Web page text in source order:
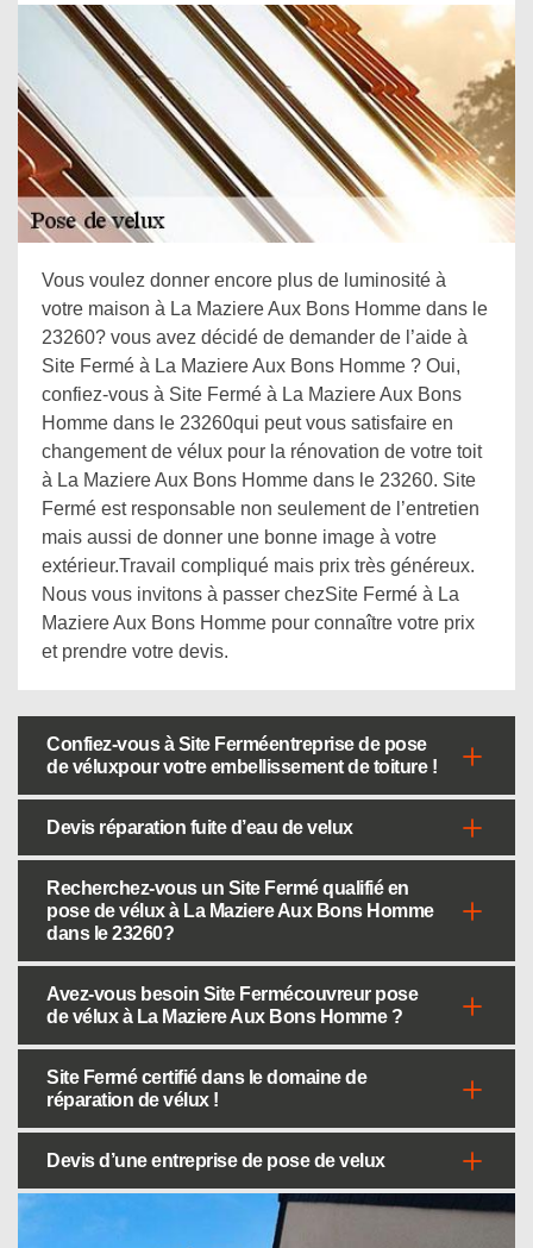
Vous voulez donner encore plus de luminosité à
votre maison à La Maziere Aux Bons Homme dans le
23260? vous avez décidé de demander de l’aide à
Site Fermé à La Maziere Aux Bons Homme ? Oui,
confiez-vous à Site Fermé à La Maziere Aux Bons
Homme dans le 23260qui peut vous satisfaire en
changement de vélux pour la rénovation de votre toit
à La Maziere Aux Bons Homme dans le 23260. Site
Fermé est responsable non seulement de l’entretien
mais aussi de donner une bonne image à votre
extérieur.Travail compliqué mais prix très généreux.
Nous vous invitons à passer chezSite Fermé à La
Maziere Aux Bons Homme pour connaître votre prix
et prendre votre devis.
Confiez-vous à Site Ferméentreprise de pose
de véluxpour votre embellissement de toiture !
Devis réparation fuite d’eau de velux
Recherchez-vous un Site Fermé qualifié en
pose de vélux à La Maziere Aux Bons Homme
dans le 23260?
Avez-vous besoin Site Fermécouvreur pose
de vélux à La Maziere Aux Bons Homme ?
Site Fermé certifié dans le domaine de
réparation de vélux !
Devis d’une entreprise de pose de velux